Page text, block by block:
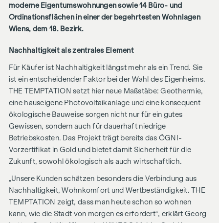
moderne Eigentumswohnungen sowie 14 Büro- und
Ordinationsflächen in einer der begehrtesten Wohnlagen
Wiens, dem 18. Bezirk.
Nachhaltigkeit als zentrales Element
Für Käufer ist Nachhaltigkeit längst mehr als ein Trend. Sie
ist ein entscheidender Faktor bei der Wahl des Eigenheims.
THE TEMPTATION setzt hier neue Maßstäbe: Geothermie,
eine hauseigene Photovoltaikanlage und eine konsequent
ökologische Bauweise sorgen nicht nur für ein gutes
Gewissen, sondern auch für dauerhaft niedrige
Betriebskosten. Das Projekt trägt bereits das ÖGNI-
Vorzertifikat in Gold und bietet damit Sicherheit für die
Zukunft, sowohl ökologisch als auch wirtschaftlich.
„Unsere Kunden schätzen besonders die Verbindung aus
Nachhaltigkeit, Wohnkomfort und Wertbeständigkeit. THE
TEMPTATION zeigt, dass man heute schon so wohnen
kann, wie die Stadt von morgen es erfordert“, erklärt Georg